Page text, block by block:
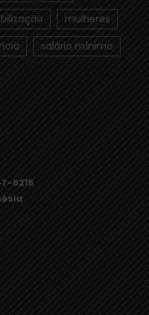
mulheres
salário mínimo
6215